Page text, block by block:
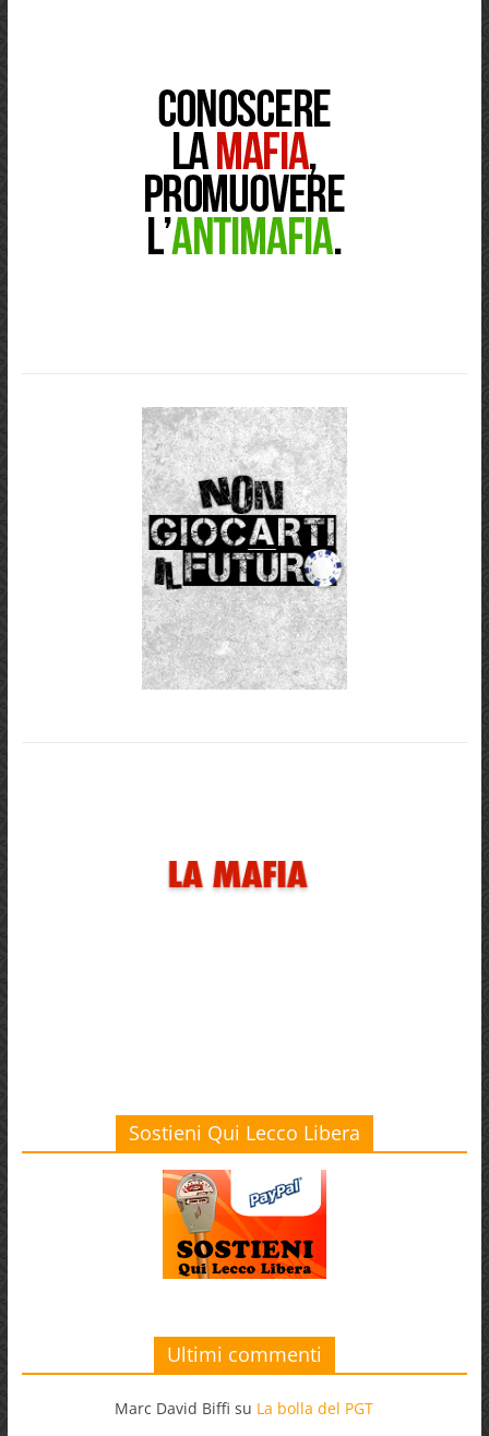
Sostieni Qui Lecco Libera
Ultimi commenti
Marc David Biffi su La bolla del PGT